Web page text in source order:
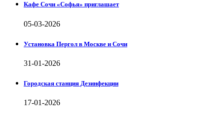
Кафе Сочи «Софья» приглашает
05-03-2026
Установка Пергол в Москве и Сочи
31-01-2026
Городская станция Дезинфекции
17-01-2026